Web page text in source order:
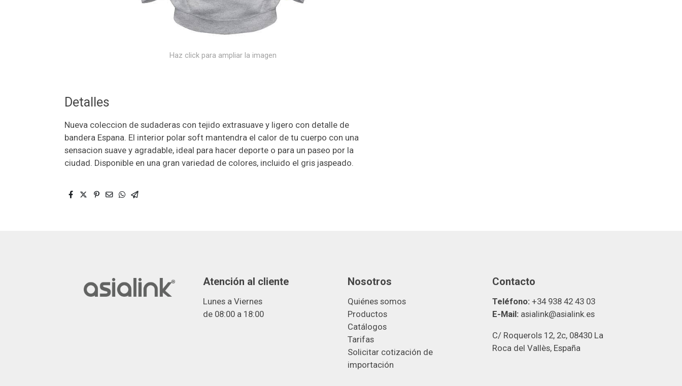
Haz click para ampliar la imagen
Detalles
Nueva coleccion de sudaderas con tejido extrasuave y ligero con detalle de
bandera Espana. El interior polar soft mantendra el calor de tu cuerpo con una
sensacion suave y agradable, ideal para hacer deporte o para un paseo por la
ciudad. Disponible en una gran variedad de colores, incluido el gris jaspeado.
Atención al cliente
Lunes a Viernes
de 08:00 a 18:00
Nosotros
Quiénes somos
Productos
Catálogos
Tarifas
Solicitar cotización de
importación
Contacto
Teléfono: +34 938 42 43 03
E-Mail: asialink@asialink.es
C/ Roquerols 12, 2c, 08430 La
Roca del Vallès, España